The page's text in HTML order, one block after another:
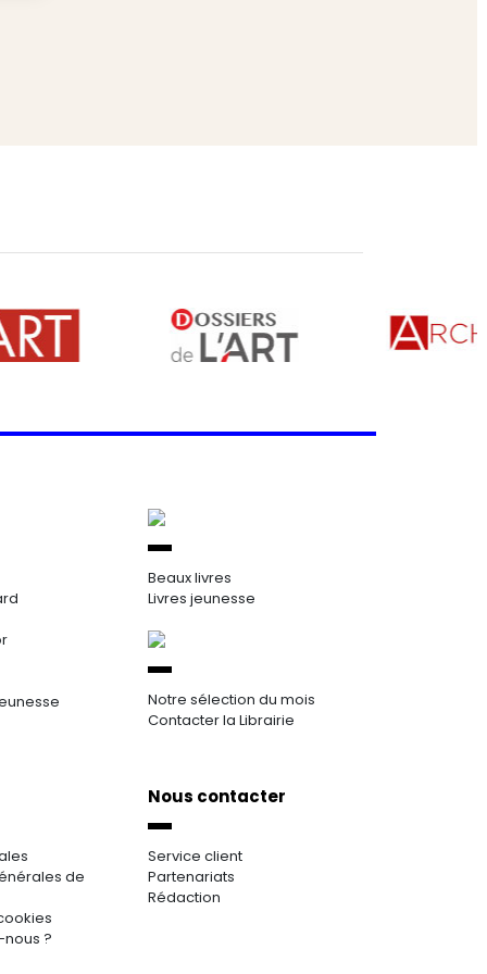
Beaux livres
Livres jeunesse
Notre sélection du mois
Contacter la Librairie
de
?
Nous contacter
Service client
Partenariats
Rédaction